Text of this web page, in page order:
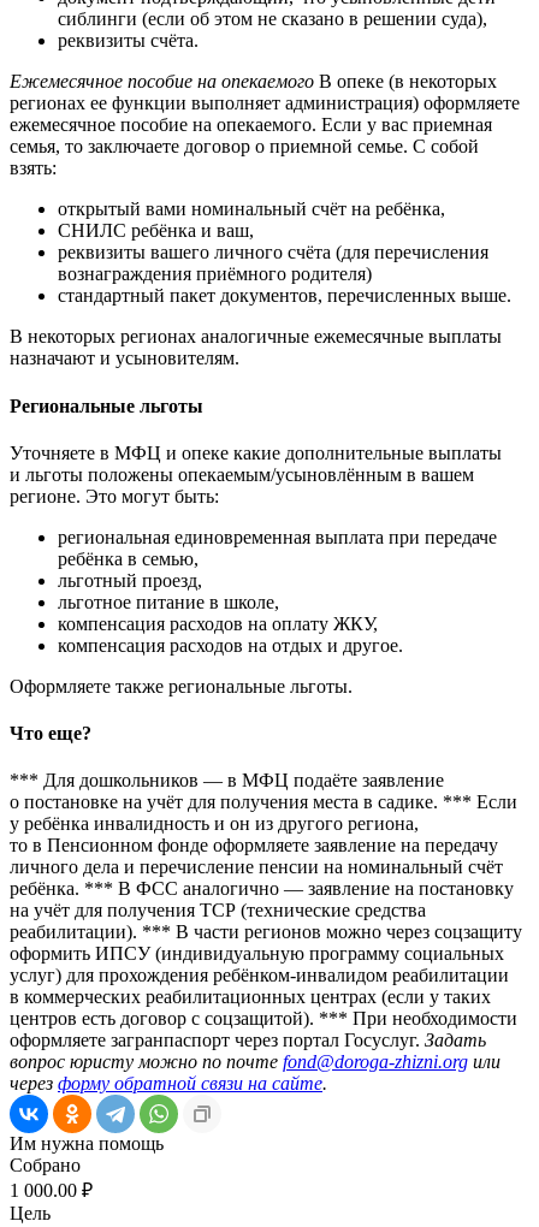
сиблинги (если об этом не сказано в решении суда),
реквизиты счёта.
Ежемесячное пособие на опекаемого В опеке (в некоторых
регионах ее функции выполняет администрация) оформляете
ежемесячное пособие на опекаемого. Если у вас приемная
семья, то заключаете договор о приемной семье. С собой
взять:
открытый вами номинальный счёт на ребёнка,
СНИЛС ребёнка и ваш,
реквизиты вашего личного счёта (для перечисления
вознаграждения приёмного родителя)
стандартный пакет документов, перечисленных выше.
В некоторых регионах аналогичные ежемесячные выплаты
назначают и усыновителям.
Региональные льготы
Уточняете в МФЦ и опеке какие дополнительные выплаты
и льготы положены опекаемым/усыновлённым в вашем
регионе. Это могут быть:
региональная единовременная выплата при передаче
ребёнка в семью,
льготный проезд,
льготное питание в школе,
компенсация расходов на оплату ЖКУ,
компенсация расходов на отдых и другое.
Оформляете также региональные льготы.
Что еще?
*** Для дошкольников — в МФЦ подаёте заявление
о постановке на учёт для получения места в садике. *** Если
у ребёнка инвалидность и он из другого региона,
то в Пенсионном фонде оформляете заявление на передачу
личного дела и перечисление пенсии на номинальный счёт
ребёнка. *** В ФСС аналогично — заявление на постановку
на учёт для получения ТСР (технические средства
реабилитации). *** В части регионов можно через соцзащиту
оформить ИПСУ (индивидуальную программу социальных
услуг) для прохождения ребёнком-инвалидом реабилитации
в коммерческих реабилитационных центрах (если у таких
центров есть договор с соцзащитой). *** При необходимости
оформляете загранпаспорт через портал Госуслуг. Задать
вопрос юристу можно по почте fond@doroga-zhizni.org или
через форму обратной связи на сайте.
Им нужна помощь
Собрано
1 000.00 ₽
Цель